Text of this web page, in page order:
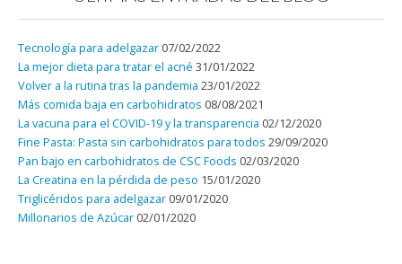
Tecnología para adelgazar 07/02/2022
La mejor dieta para tratar el acné 31/01/2022
Volver a la rutina tras la pandemia 23/01/2022
Más comida baja en carbohidratos 08/08/2021
La vacuna para el COVID-19 y la transparencia 02/12/2020
Fine Pasta: Pasta sin carbohidratos para todos 29/09/2020
Pan bajo en carbohidratos de CSC Foods 02/03/2020
La Creatina en la pérdida de peso 15/01/2020
Triglicéridos para adelgazar 09/01/2020
Millonarios de Azúcar 02/01/2020